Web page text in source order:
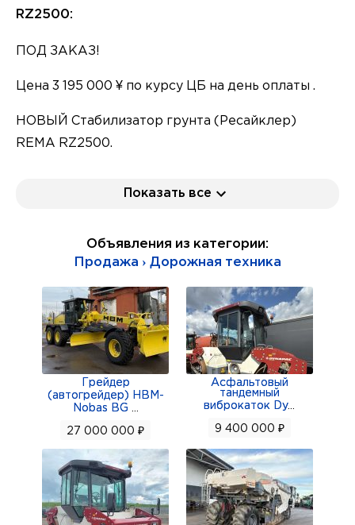
RZ2500:
ПОД ЗАКАЗ!
Цена 3 195 000 ¥ по курсу ЦБ на день оплаты .
НОВЫЙ Стабилизатор грунта (Ресайклер)
REMA RZ2500.
техническим характеристикам.
Поможем организовать доставку по ВСЕЙ
РОССИИ!
Поможем подобрать различные варианты
грузовой и строительной техники.
Цена указaнa г.Благовещенск без учeтa
дocтaвки в Вaш горoд.
ГАРАНТИЯ
Название Характеристика Дополнительно
Колесная формула: 4×4
Масса: Минимальная/эксплуатационная:
Показать все
Объявления из категории:
Продажа › Дорожная техника
Грейдер
(автогрейдер) HBM-
Nobas BG
27 000 000 ₽
Асфальтовый
тандемный
виброкаток Dy...
9 400 000 ₽